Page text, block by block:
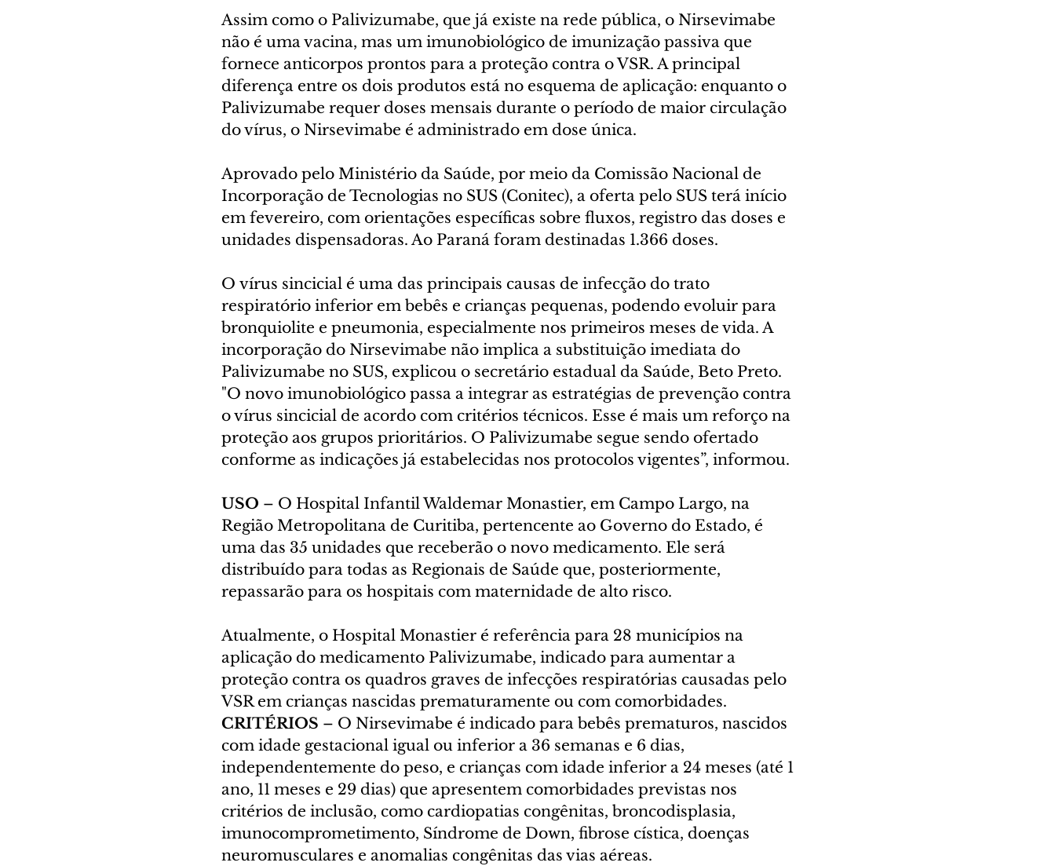
Assim como o Palivizumabe, que já existe na rede pública, o Nirsevimabe
não é uma vacina, mas um imunobiológico de imunização passiva que
fornece anticorpos prontos para a proteção contra o VSR. A principal
diferença entre os dois produtos está no esquema de aplicação: enquanto o
Palivizumabe requer doses mensais durante o período de maior circulação
do vírus, o Nirsevimabe é administrado em dose única.
Aprovado pelo Ministério da Saúde, por meio da Comissão Nacional de
Incorporação de Tecnologias no SUS (Conitec), a oferta pelo SUS terá início
em fevereiro, com orientações específicas sobre fluxos, registro das doses e
unidades dispensadoras. Ao Paraná foram destinadas 1.366 doses.
O vírus sincicial é uma das principais causas de infecção do trato
respiratório inferior em bebês e crianças pequenas, podendo evoluir para
bronquiolite e pneumonia, especialmente nos primeiros meses de vida. A
incorporação do Nirsevimabe não implica a substituição imediata do
Palivizumabe no SUS, explicou o secretário estadual da Saúde, Beto Preto.
"O novo imunobiológico passa a integrar as estratégias de prevenção contra
o vírus sincicial de acordo com critérios técnicos. Esse é mais um reforço na
proteção aos grupos prioritários. O Palivizumabe segue sendo ofertado
conforme as indicações já estabelecidas nos protocolos vigentes”, informou.
USO – O Hospital Infantil Waldemar Monastier, em Campo Largo, na
Região Metropolitana de Curitiba, pertencente ao Governo do Estado, é
uma das 35 unidades que receberão o novo medicamento. Ele será
distribuído para todas as Regionais de Saúde que, posteriormente,
repassarão para os hospitais com maternidade de alto risco.
Atualmente, o Hospital Monastier é referência para 28 municípios na
aplicação do medicamento Palivizumabe, indicado para aumentar a
proteção contra os quadros graves de infecções respiratórias causadas pelo
VSR em crianças nascidas prematuramente ou com comorbidades.
CRITÉRIOS – O Nirsevimabe é indicado para bebês prematuros, nascidos
com idade gestacional igual ou inferior a 36 semanas e 6 dias,
independentemente do peso, e crianças com idade inferior a 24 meses (até 1
ano, 11 meses e 29 dias) que apresentem comorbidades previstas nos
critérios de inclusão, como cardiopatias congênitas, broncodisplasia,
imunocomprometimento, Síndrome de Down, fibrose cística, doenças
neuromusculares e anomalias congênitas das vias aéreas.